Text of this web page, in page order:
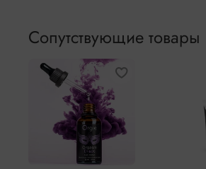
Сопутствующие товары